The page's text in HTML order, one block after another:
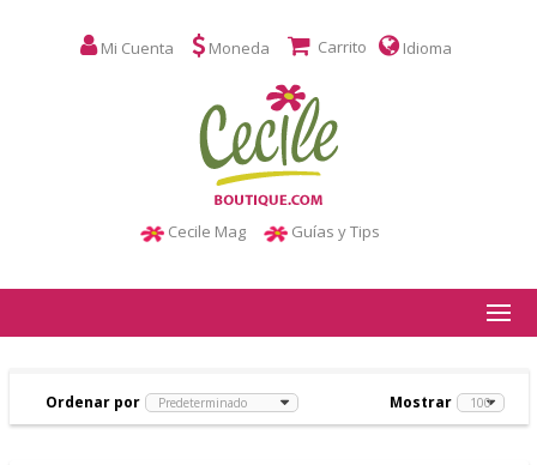
Mi Cuenta Moneda Carrito Idioma
Cecile Mag Guías y Tips
Ordenar por Mostrar